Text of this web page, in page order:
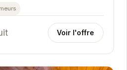
vacances inoubliables....
Voir l'offre